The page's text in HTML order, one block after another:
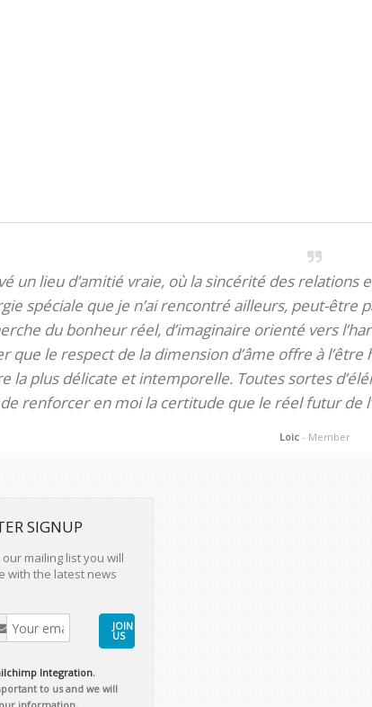
un lieu d’amitié vraie, où la sincérité des
spéciale que je n’ai rencontré ailleurs, peut-être
du bonheur réel, d’imaginaire orienté vers
que le respect de la dimension d’âme offre à l’être
la plus délicate et intemporelle. Toutes sortes
renforcer en moi la certitude que le réel futur de
Loic - Member
SIGNUP
mailing list you will
with the latest news
JOIN
US
Integration.
to us and we will